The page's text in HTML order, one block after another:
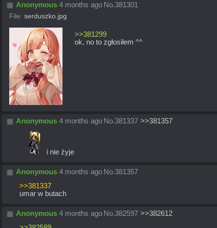
Anonymous 4 months ago No.381301
File: serduszko.jpg
>>381299
ok, no to zgłosiłem ^^
Anonymous 4 months ago No.381337 >>381357
i nie żyje
Anonymous 4 months ago No.381357
>>381337
umar w butach
Anonymous 4 months ago No.382597 >>382612